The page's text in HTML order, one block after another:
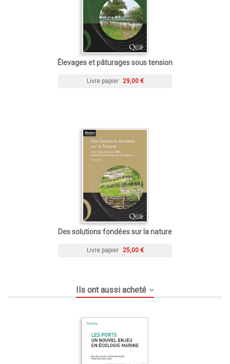
Élevages et pâturages sous tension
Livre papier 29,00 €
Des solutions fondées sur la nature
Livre papier 25,00 €
Ils ont aussi acheté